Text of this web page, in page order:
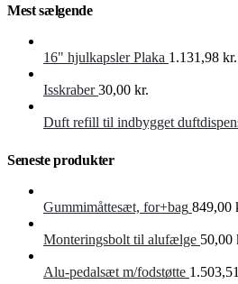
Mest sælgende
16" hjulkapsler Plaka 1.131,98 kr.
Isskraber 30,00 kr.
Duft refill til indbygget
Seneste produkter
Gummimåttesæt, for+bag 849,00
Monteringsbolt til alufælge 50,00
Alu-pedalsæt m/fodstøtte 1.503,51